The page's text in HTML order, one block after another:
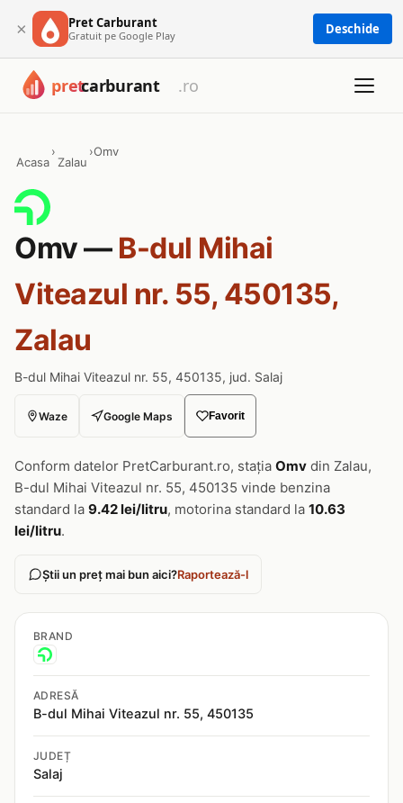
× Pret Carburant
Gratuit pe Google Play Deschide
Acasa
›
Zalau
›Omv
Omv — B-dul Mihai
Viteazul nr. 55, 450135,
Zalau
B-dul Mihai Viteazul nr. 55, 450135, jud. Salaj
Waze Google Maps Favorit
Conform datelor PretCarburant.ro, stația Omv din Zalau,
B-dul Mihai Viteazul nr. 55, 450135 vinde benzina
standard la 9.42 lei/litru, motorina standard la 10.63
lei/litru.
Știi un preț mai bun aici?Raportează-l
BRAND
ADRESĂ
B-dul Mihai Viteazul nr. 55, 450135
JUDEȚ
Salaj